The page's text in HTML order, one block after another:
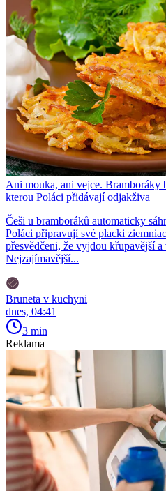
Ani mouka, ani vejce. Bramboráky
kterou Poláci přidávají odjakživa
Češi u bramboráků automaticky
Poláci připravují své placki
přesvědčeni, že vyjdou křupavější
Nejzajímavější...
Bruneta v kuchyni
dnes, 04:41
3 min
Reklama